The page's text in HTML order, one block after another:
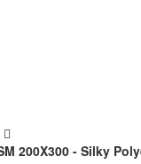
200X300 - Silky